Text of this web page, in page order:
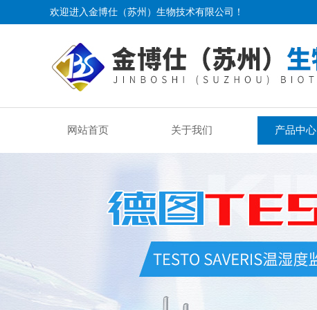
欢迎进入金博仕（苏州）生物技术有限公司！
网站首页 关于我们 产品中心